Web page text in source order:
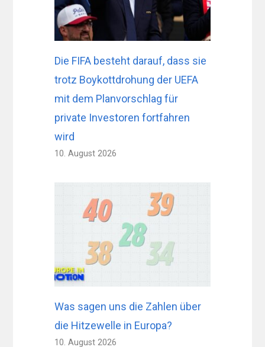
Die FIFA besteht darauf, dass sie
trotz Boykottdrohung der UEFA
mit dem Planvorschlag für
private Investoren fortfahren
wird
10. August 2026
Was sagen uns die Zahlen über
die Hitzewelle in Europa?
10. August 2026